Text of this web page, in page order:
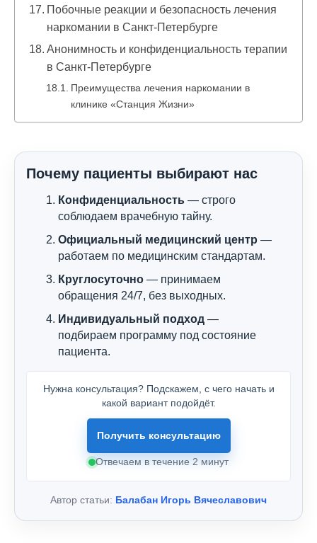
Побочные реакции и безопасность лечения
наркомании в Санкт-Петербурге
Анонимность и конфиденциальность терапии
в Санкт-Петербурге
Преимущества лечения наркомании в
клинике «Станция Жизни»
Почему пациенты выбирают нас
Конфиденциальность — строго
соблюдаем врачебную тайну.
Официальный медицинский центр —
работаем по медицинским стандартам.
Круглосуточно — принимаем
обращения 24/7, без выходных.
Индивидуальный подход —
подбираем программу под состояние
пациента.
Нужна консультация? Подскажем, с чего начать и
какой вариант подойдёт.
Получить консультацию
Отвечаем в течение 2 минут
Автор статьи: Балабан Игорь Вячеславович